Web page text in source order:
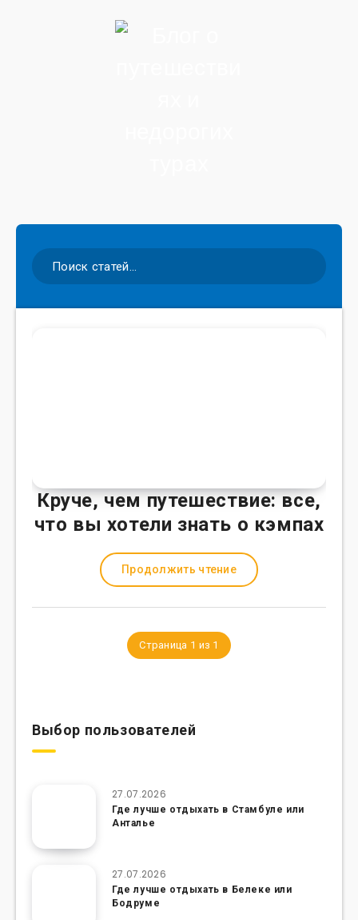
Круче, чем путешествие: все,
что вы хотели знать о кэмпах
Продолжить чтение
Страница 1 из 1
Выбор пользователей
27.07.2026
Где лучше отдыхать в Стамбуле или
Анталье
27.07.2026
Где лучше отдыхать в Белеке или
Бодруме